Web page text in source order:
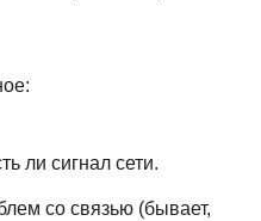
ли сигнал сети.
со связью (бывает,